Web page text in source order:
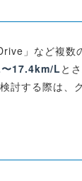
」など複数
17.4km/L と
討する際は、